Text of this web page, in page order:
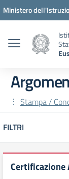
Vai ai contenuti
Vai al menu di
Vai al footer
Ministero
Stampa /
FILTRI
Certificazione